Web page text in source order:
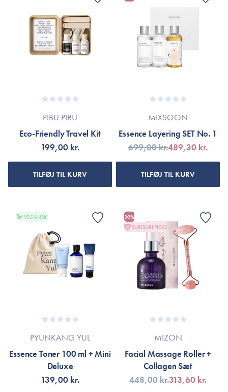
PIBU PIBU
Eco-Friendly Travel Kit
199,00 kr.
TILFØJ TIL KURV
MIXSOON
Essence Layering SET No. 1
699,00 kr.489,30 kr.
TILFØJ TIL KURV
VEGANSK
PYUNKANG YUL
Essence Toner 100 ml + Mini
Deluxe
139,00 kr.
30%
SURISURI PICKS
MIZON
Facial Massage Roller +
Collagen Sæt
448,00 kr.313,60 kr.